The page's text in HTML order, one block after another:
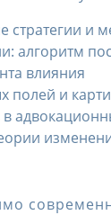
стратегии и
алгоритм
влияния
полей и
в